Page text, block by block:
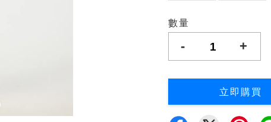
數量
- +
立即購買